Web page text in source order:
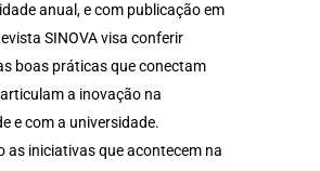
anual, e com publicação em
SINOVA visa conferir
boas práticas que conectam
a inovação na
e com a universidade.
as iniciativas que acontecem na